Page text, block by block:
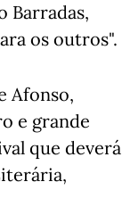
Barradas,
os outros".
Afonso,
e grande
que deverá